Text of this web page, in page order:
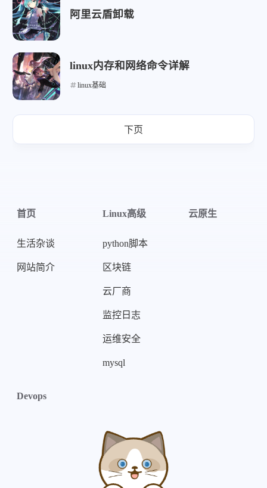
微信
阿里云盾卸载
linux内存和网络命令详解
linux基础
下页
首页
生活杂谈
网站简介
Linux高级
python脚本
区块链
云厂商
监控日志
运维安全
mysql
云原生
Devops